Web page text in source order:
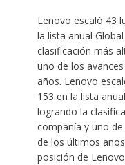
Lenovo escaló 43
la lista anual
clasificación más
uno de los
años. Lenovo
153 en la lista
logrando la
compañía y uno
de los últimos
posición de